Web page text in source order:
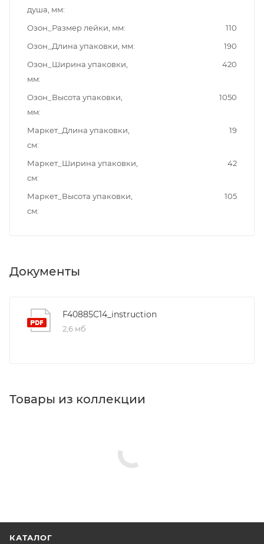
душа, мм
Озон_Размер лейки, мм
110
Озон_Длина упаковки, мм
190
Озон_Ширина упаковки,
мм
420
Озон_Высота упаковки,
мм
1050
Маркет_Длина упаковки,
см
19
Маркет_Ширина упаковки,
см
42
Маркет_Высота упаковки,
см
105
Документы
F40885C14_instruction
2,6 мб
Товары из коллекции
Душевые стойки
Душ, Товар, 00-01228292, 2.1